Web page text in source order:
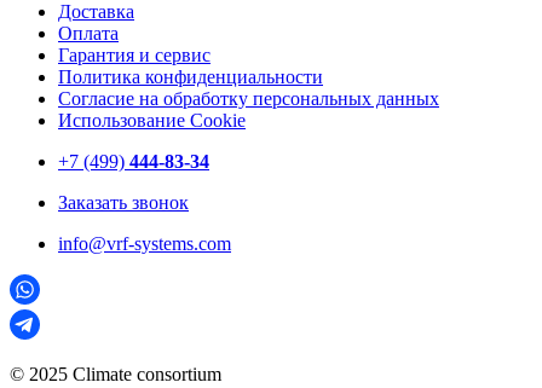
Доставка
Оплата
Гарантия и сервис
Политика конфиденциальности
Согласие на обработку персональных данных
Использование Cookie
+7 (499) 444-83-34
Заказать звонок
info@vrf-systems.com
© 2025 Climate consortium